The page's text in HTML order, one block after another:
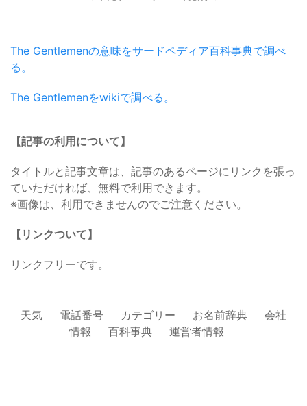
The Gentlemenの意味をサードペディア百科事典で調べ
る。
The Gentlemenをwikiで調べる。
【記事の利用について】
タイトルと記事文章は、記事のあるページにリンクを張っ
ていただければ、無料で利用できます。
※画像は、利用できませんのでご注意ください。
【リンクついて】
リンクフリーです。
天気 電話番号 カテゴリー お名前辞典
会社
情報
百科事典 運営者情報